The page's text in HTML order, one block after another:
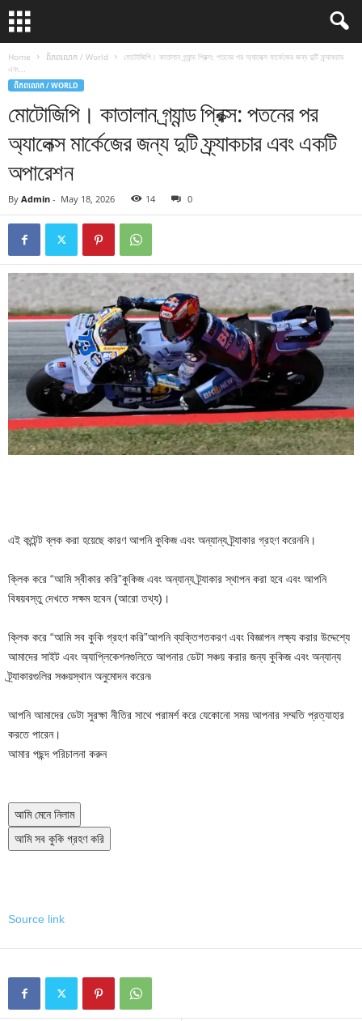
Home ពិភពលោក / World
মোটোজিপি। কাতালান গ্র্যান্ড প্রিক্স: পতনের পর অ্যালেক্স মার্কেজের জন্য দুটি ফ্র্যাকচার
এবং...
ពិភពលោក / WORLD
মোটোজিপি। কাতালান গ্র্যান্ড প্রিক্স: পতনের পর
অ্যালেক্স মার্কেজের জন্য দুটি ফ্র্যাকচার এবং একটি
অপারেশন
By Admin - May 18, 2026 14 0
এই কন্টেন্ট ব্লক করা হয়েছে কারণ আপনি কুকিজ এবং অন্যান্য ট্র্যাকার গ্রহণ করেননি।
ক্লিক করে “আমি স্বীকার করি”কুকিজ এবং অন্যান্য ট্র্যাকার স্থাপন করা হবে এবং আপনি
বিষয়বস্তু দেখতে সক্ষম হবেন(আরো তথ্য)।
ক্লিক করে “আমি সব কুকি গ্রহণ করি”আপনি ব্যক্তিগতকরণ এবং বিজ্ঞাপন লক্ষ্য করার উদ্দেশ্যে
আমাদের সাইট এবং অ্যাপ্লিকেশনগুলিতে আপনার ডেটা সঞ্চয় করার জন্য কুকিজ এবং অন্যান্য
ট্র্যাকারগুলির সঞ্চয়স্থান অনুমোদন করেন৷
আপনি আমাদের ডেটা সুরক্ষা নীতির সাথে পরামর্শ করে যেকোনো সময় আপনার সম্মতি প্রত্যাহার
করতে পারেন।
আমার পছন্দ পরিচালনা করুন
আমি মেনে নিলাম
আমি সব কুকি গ্রহণ করি
Source link